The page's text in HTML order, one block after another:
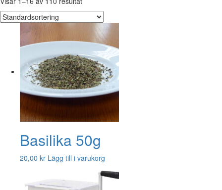
Basilika 50g
20,00 kr Lägg till i varukorg